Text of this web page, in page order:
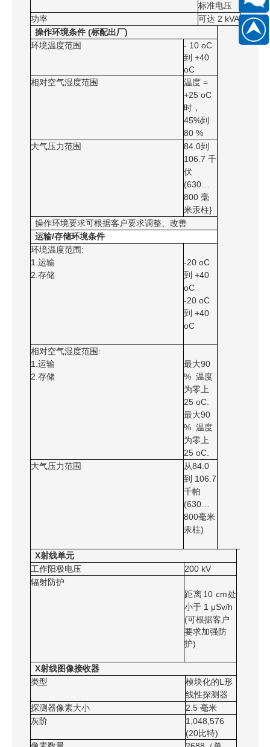
标准电压
功率
可达 2 kVA
操作环境条件 (标配出厂)
环境温度范围
- 10 oС
到 +40
oС
相对空气湿度范围
温度 =
+25 oС
时，
45%到
80 %
大气压力范围
84.0到
106.7 千
伏
(630…
800 毫
米汞柱}
操作环境要求可根据客户要求调整、改善
运输/存储环境条件
环境温度范围:
1.运输
2.存储
-20 oС
到 +40
oС
-20 oС
到 +40
oС
相对空气湿度范围:
1.运输
2.存储
最大90
% 温度
为零上
25 oС.
最大90
% 温度
为零上
25 oС.
大气压力范围
从84.0
到 106.7
千帕
(630…
800毫米
汞柱)
X射线单元
工作阳极电压
200 kV
辐射防护
距离10 cm处
小于 1 μSv/h
(可根据客户
要求加强防
护)
X射线图像接收器
类型
模块化的L形
线性探测器
探测器像素大小
2.5 毫米
灰阶
1,048,576
(20比特)
扫
一